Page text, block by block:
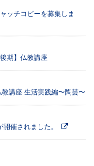
ッチコピーを募集しま
期】仏教講座
講座 生活実践編〜陶芸〜
催されました。